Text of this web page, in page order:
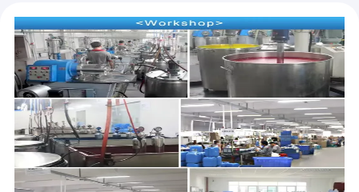
完璧なマットDTFプリント素材 30cm60cmDTF転送ペットフィルムロール紙 シングルフィルムロールDTFペットフィルム
75mic DTFフィルムロール ダブルサイドマット 60cm 30cm 33cm PET熱伝送フィルム